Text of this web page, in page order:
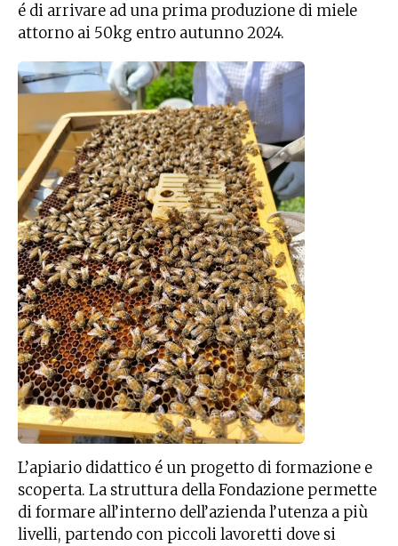
é di arrivare ad una prima produzione di miele
attorno ai 50kg entro autunno 2024.
L’apiario didattico é un progetto di formazione e
scoperta. La struttura della Fondazione permette
di formare all’interno dell’azienda l’utenza a più
livelli, partendo con piccoli lavoretti dove si